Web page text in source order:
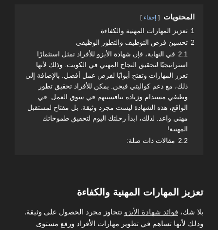
المحتويات إخفاء
1 تعزيز المهارات المهنية والكفاءة
2 تحسين فرص التوظيف والتطور الوظيفي
2.1 في النهاية، فإن شهادة الأيزو للأفراد تمثل استثمارًا
استراتيجيًا لتحقيق النجاح المهني في الكويت. وذلك لأنها
تعزز المهارات وتفتح أبوابًا لفرص عمل أفضل. بالإضافة إلى
ذلك، مع دعم كواليتي فيجن. يمكن للأفراد تحقيق تطور
وظيفي مستدام وزيادة تنافسيتهم في سوق العمل. في
الواقع، هذه الشهادة ليست مجرد وثيقة. بل مفتاح لمستقبل
مهني واعد. لذلك، ابدأ رحلتك اليوم لتحقيق طموحاتك
المهنية!
2.2 مقالات ذات صلة:
تعزيز المهارات المهنية والكفاءة
بلا شك، فوائد شهادة الأيزو تتجاوز مجرد الحصول على وثيقة.
وذلك لأنها تساهم في تطوير مهارات الأفراد ورفع مستوى